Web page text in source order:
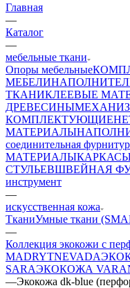
Главная
—
Каталог
—
мебельные ткани
Опоры мебельные
МЕБЕЛИ
ТКАНИКЛЕЕВЫЕ
ДРЕВЕСИНЫ
КОМПЛЕКТУЮЩИЕ
МАТЕРИАЛЫ
соединительная
МАТЕРИАЛЫ
СТУЛЬЕВШВЕЙНАЯ
инструмент
—
искусственная кожа
ТканиУмные ткани
—
Коллекция экокожи с
MADRYTNEVADA
SARAЭКОКОЖА
—Экокожа dk-blue